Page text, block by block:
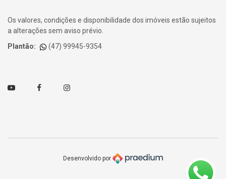
Os valores, condições e disponibilidade dos imóveis estão sujeitos
a alterações sem aviso prévio.
Plantão:
(47) 99945-9354
Youtube FacebookInstagram
Desenvolvido por